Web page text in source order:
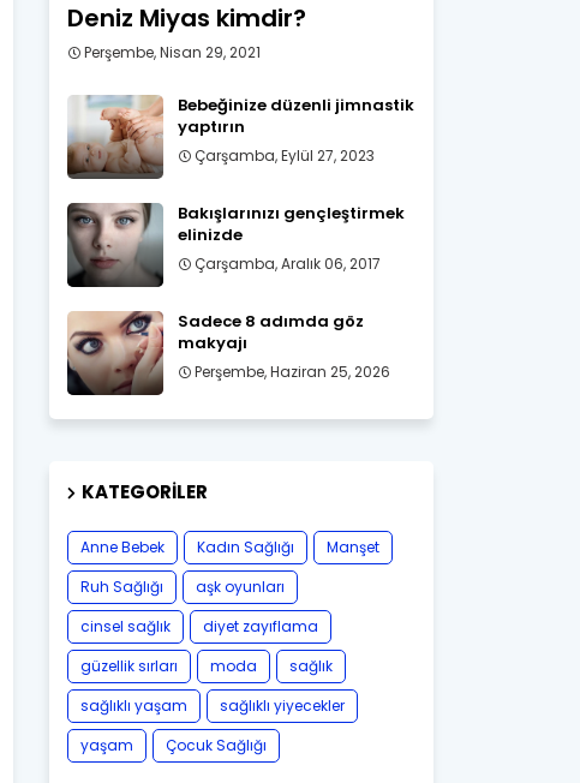
Deniz Miyas kimdir?
Perşembe, Nisan 29, 2021
Bebeğinize düzenli jimnastik
yaptırın
Çarşamba, Eylül 27, 2023
Bakışlarınızı gençleştirmek
elinizde
Çarşamba, Aralık 06, 2017
Sadece 8 adımda göz
makyajı
Perşembe, Haziran 25, 2026
KATEGORILER
Anne Bebek Kadın Sağlığı
Manşet
Ruh Sağlığı
aşk oyunları
cinsel sağlık
diyet zayıflama
güzellik sırları
moda
sağlık
sağlıklı yaşam
sağlıklı yiyecekler
yaşam
Çocuk Sağlığı